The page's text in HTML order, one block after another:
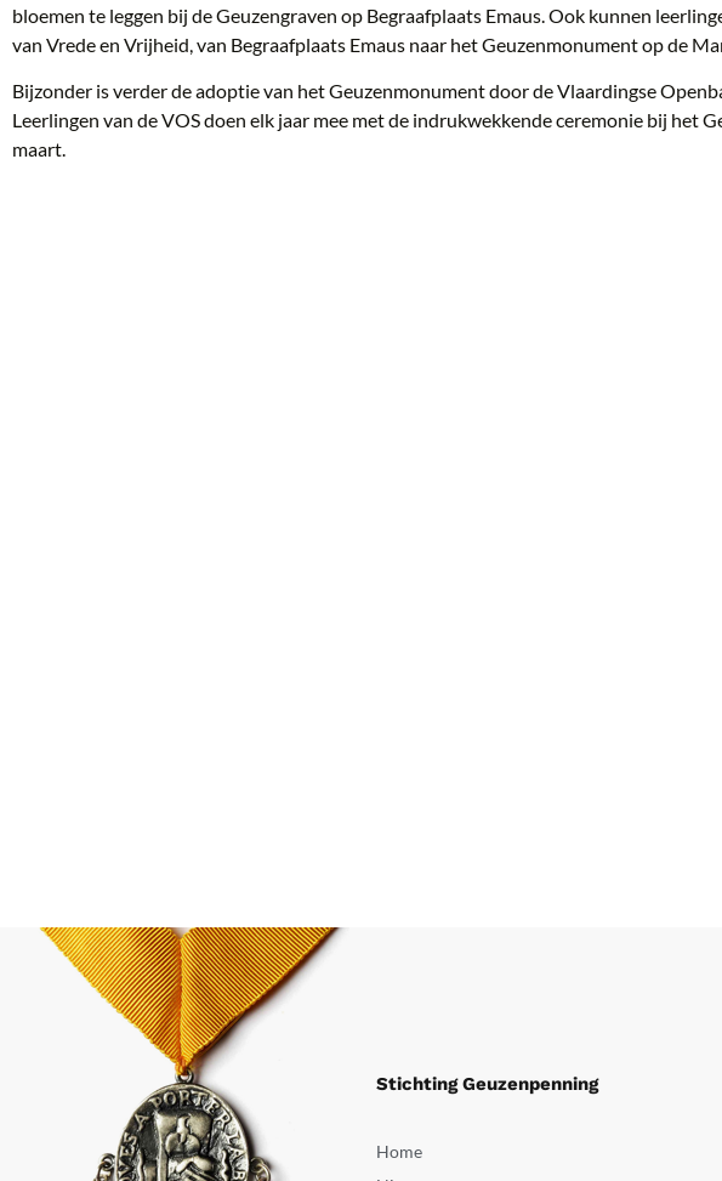
bloemen te leggen bij de Geuzengraven op Begraafplaats Emaus. Ook kunnen
van Vrede en Vrijheid, van Begraafplaats Emaus naar het Geuzenmonument op de
Bijzonder is verder de adoptie van het Geuzenmonument door de Vlaardingse
Leerlingen van de VOS doen elk jaar mee met de indrukwekkende ceremonie bij het
maart.
Stichting Geuzenpenning
Home